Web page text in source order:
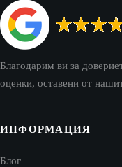
Благодарим ви за
оценки, оставени от
ИНФОРМАЦИЯ
Блог